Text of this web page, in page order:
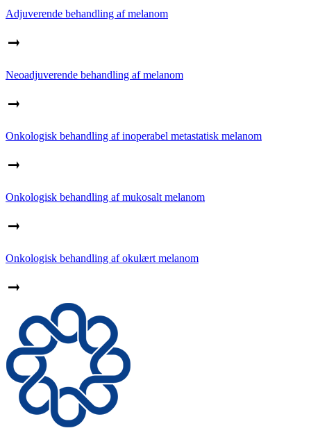
Adjuverende behandling af melanom
Neoadjuverende behandling af melanom
Onkologisk behandling af inoperabel metastatisk melanom
Onkologisk behandling af mukosalt melanom
Onkologisk behandling af okulært melanom